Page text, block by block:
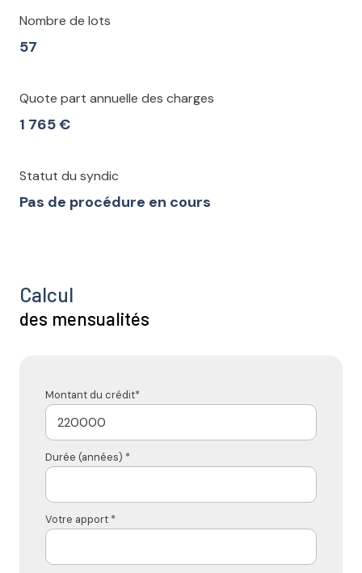
Nombre de lots
57
Quote part annuelle des charges
1 765 €
Statut du syndic
Pas de procédure en cours
Calcul
des mensualités
Montant du crédit*
Durée (années) *
Votre apport *